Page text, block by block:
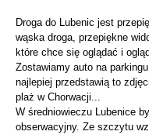
Droga do Lubenic jest
wąska droga, przepiękne
które chce się oglądać i
Zostawiamy auto na
najlepiej przedstawią to
plaż w Chorwacji...
W średniowieczu Lubenice
obserwacyjny. Ze szczytu